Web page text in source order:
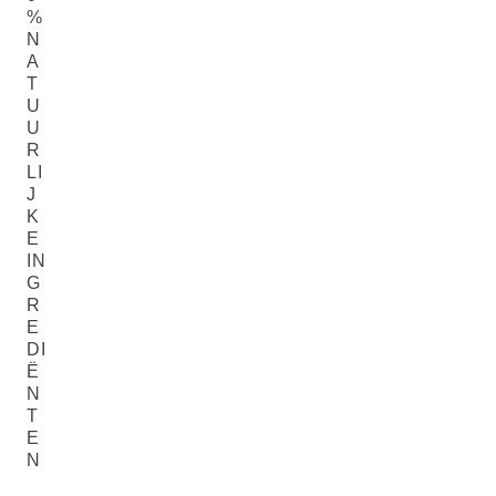
%
N
A
T
U
U
R
LI
J
K
E
IN
G
R
E
DI
Ë
N
T
E
N